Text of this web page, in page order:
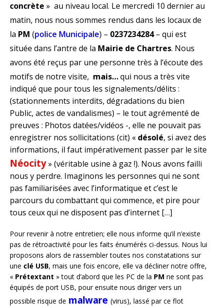
concrète » au niveau local. Le mercredi 10 dernier au
matin, nous nous sommes rendus dans les locaux de
la PM (police Municipale) – 0237234284– qui est
située dans l’antre de la Mairie de Chartres. Nous
avons été reçus par une personne très à l’écoute des
motifs de notre visite, mais…qui nous a très vite
indiqué que pour tous les signalements/délits :
(stationnements interdits, dégradations du bien
Public, actes de vandalismes) – le tout agrémenté de
preuves : Photos datées/vidéos -, elle ne pouvait pas
enregistrer nos sollicitations (cit) « désolé, si avez des
informations, il faut impérativement passer par le site
Néocity» (véritable usine à gaz !). Nous avons failli
nous y perdre. Imaginons les personnes qui ne sont
pas familiarisées avec l’informatique et c’est le
parcours du combattant qui commence, et pire pour
tous ceux qui ne disposent pas d’internet […]
Pour revenir à notre entretien; elle nous informe qu’il n’existe
pas de rétroactivité pour les faits énumérés ci-dessus. Nous lui
proposons alors de rassembler toutes nos constatations sur
une clé USB, mais une fois encore, elle va décliner notre offre,
« Prétextant » tout d’abord que les PC de la PM ne sont pas
équipés de port USB, pour ensuite nous diriger vers un
possible risque de malware (virus), lassé par ce flot